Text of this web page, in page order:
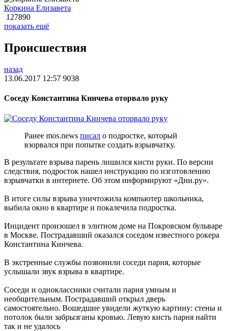
Коркина Елизавета
127890
показать ещё
Происшествия
назад
13.06.2017 12:57 9038
Соседу Константина Кинчева оторвало руку
Ранее mos.news писал о подростке, который
взорвался при попытке создать взрывчатку.
В результате взрыва парень лишился кисти руки. По версии
следствия, подросток нашел инструкцию по изготовлению
взрывчатки в интернете. Об этом информируют «Дни.ру».
В итоге силы взрыва уничтожила компьютер школьника,
выбила окно в квартире и покалечила подростка.
Инцидент произошел в элитном доме на Покровском бульваре
в Москве. Пострадавший оказался соседом известного рокера
Константина Кинчева.
В экстренные службы позвонили соседи парня, которые
услышали звук взрыва в квартире.
Соседи и одноклассники считали парня умным и
необщительным. Пострадавший открыл дверь
самостоятельно. Вошедшие увидели жуткую картину: стены и
потолок были забрызганы кровью. Левую кисть парня найти
так и не удалось